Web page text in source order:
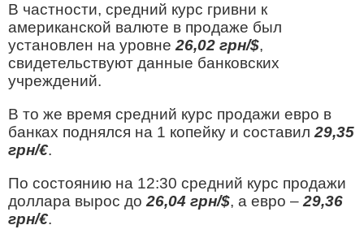
В частности, средний курс гривни к
американской валюте в продаже был
установлен на уровне 26,02 грн/$,
свидетельствуют данные банковских
учреждений.
В то же время средний курс продажи евро в
банках поднялся на 1 копейку и составил 29,35
грн/€.
По состоянию на 12:30 средний курс продажи
доллара вырос до 26,04 грн/$, а евро – 29,36
грн/€.